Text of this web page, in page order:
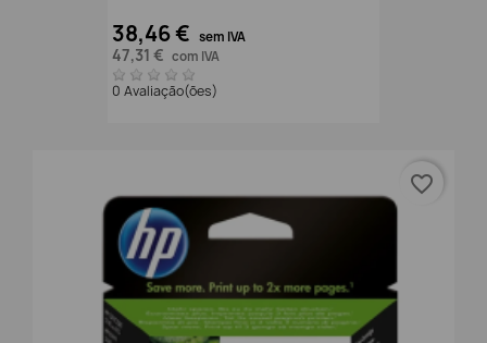
38,46 € sem IVA
47,31 € com IVA
0 Avaliação(ões)
favorite_border